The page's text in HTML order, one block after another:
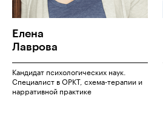
Елена
Лаврова
Кандидат психологических наук.
Специалист в ОРКТ, схема-терапии и
нарративной практике